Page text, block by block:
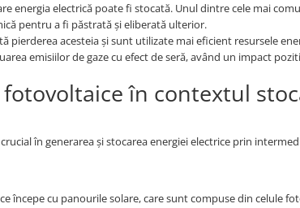
energia electrică poate fi stocată. Unul dintre cele mai
pentru a fi păstrată și eliberată ulterior.
pierderea acesteia și sunt utilizate mai eficient resursele
emisiilor de gaze cu efect de seră, având un impact
în contextul
în generarea și stocarea energiei electrice prin
începe cu panourile solare, care sunt compuse din celule